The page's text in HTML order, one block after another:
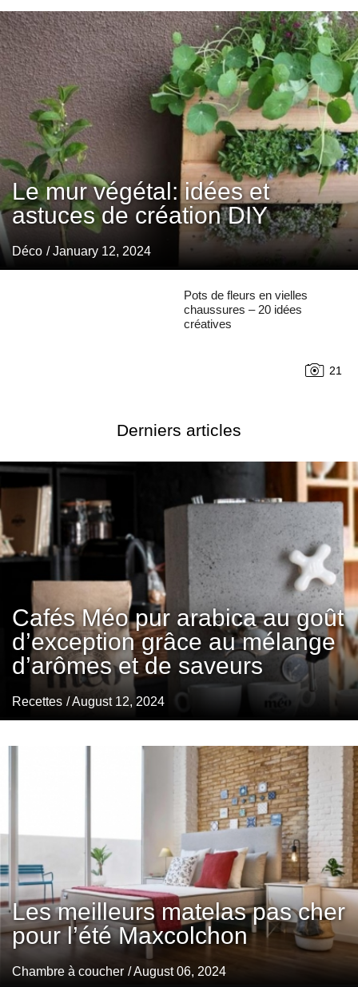
Le mur végétal: idées et
astuces de création DIY
Déco / January 12, 2024
Pots de fleurs en vielles
chaussures – 20 idées
créatives
21
Derniers articles
Cafés Méo pur arabica au goût
d’exception grâce au mélange
d’arômes et de saveurs
Recettes / August 12, 2024
Les meilleurs matelas pas cher
pour l’été Maxcolchon
Chambre à coucher / August 06, 2024